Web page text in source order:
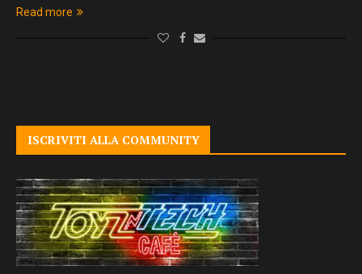
Read more
ISCRIVITI ALLA COMMUNITY